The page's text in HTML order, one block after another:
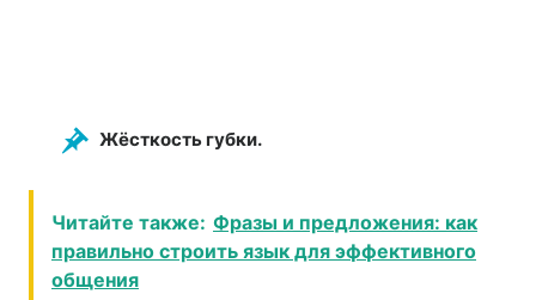
Жёсткость губки.
Читайте также: Фразы и предложения: как
правильно строить язык для эффективного
общения